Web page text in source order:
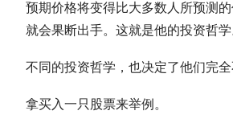
预期价格将变得比大多数人所预测
就会果断出手。这就是他的投资哲学
不同的投资哲学，也决定了他们完全
拿买入一只股票来举例。